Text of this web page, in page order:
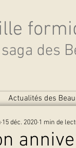
des
Actualités des
15 déc. 2020 1 min de